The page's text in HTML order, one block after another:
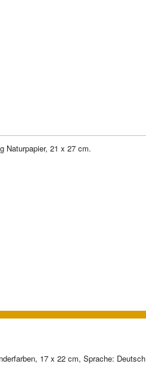
Naturpapier, 21 x 27 cm.
17 x 22 cm, Sprache: Deutsch